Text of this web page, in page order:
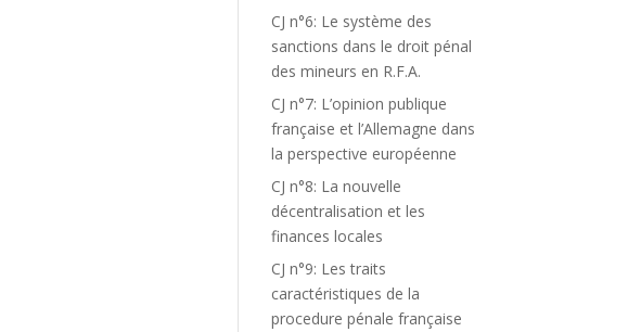
CJ n°6: Le système des
sanctions dans le droit pénal
des mineurs en R.F.A.
CJ n°7: L’opinion publique
française et l’Allemagne dans
la perspective européenne
CJ n°8: La nouvelle
décentralisation et les
finances locales
CJ n°9: Les traits
caractéristiques de la
procedure pénale française